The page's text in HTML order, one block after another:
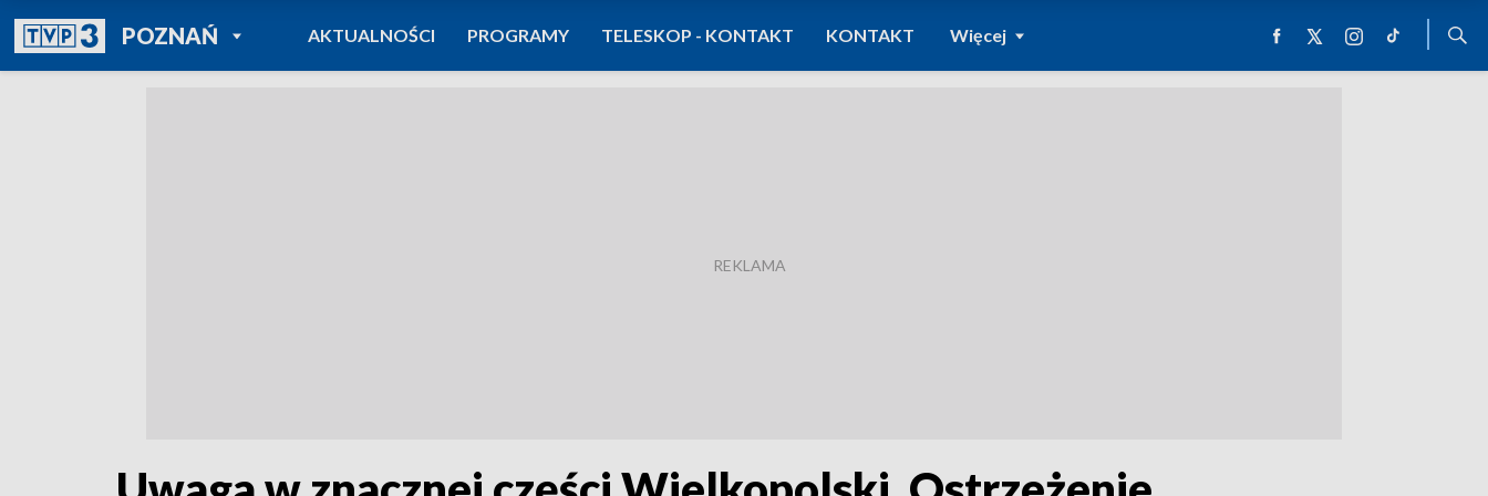
POZNAŃPOWRÓT DO
TVP REGIONY
AKTUALNOŚCI PROGRAMY TELESKOP - KONTAKT KONTAKT Więcej